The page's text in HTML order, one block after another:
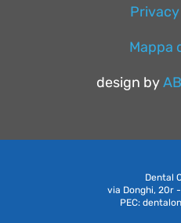
Mappa
design by
Dental
via Donghi, 20r -
PEC: